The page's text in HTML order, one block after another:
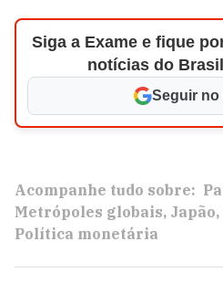
Siga a Exame e fique
notícias do
Seguir no
Acompanhe tudo sobre:
Metrópoles globais Japão
Política monetária